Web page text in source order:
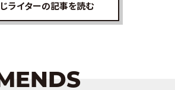
ライターの記事を読む